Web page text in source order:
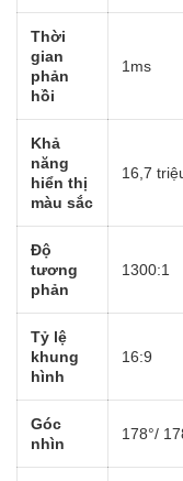
Thời
gian
phản
hồi
1ms
Khả
năng
hiển thị
màu sắc
16,7
Độ
tương
phản
1300:1
Tỷ lệ
khung
hình
16:9
Góc
nhìn
178°/